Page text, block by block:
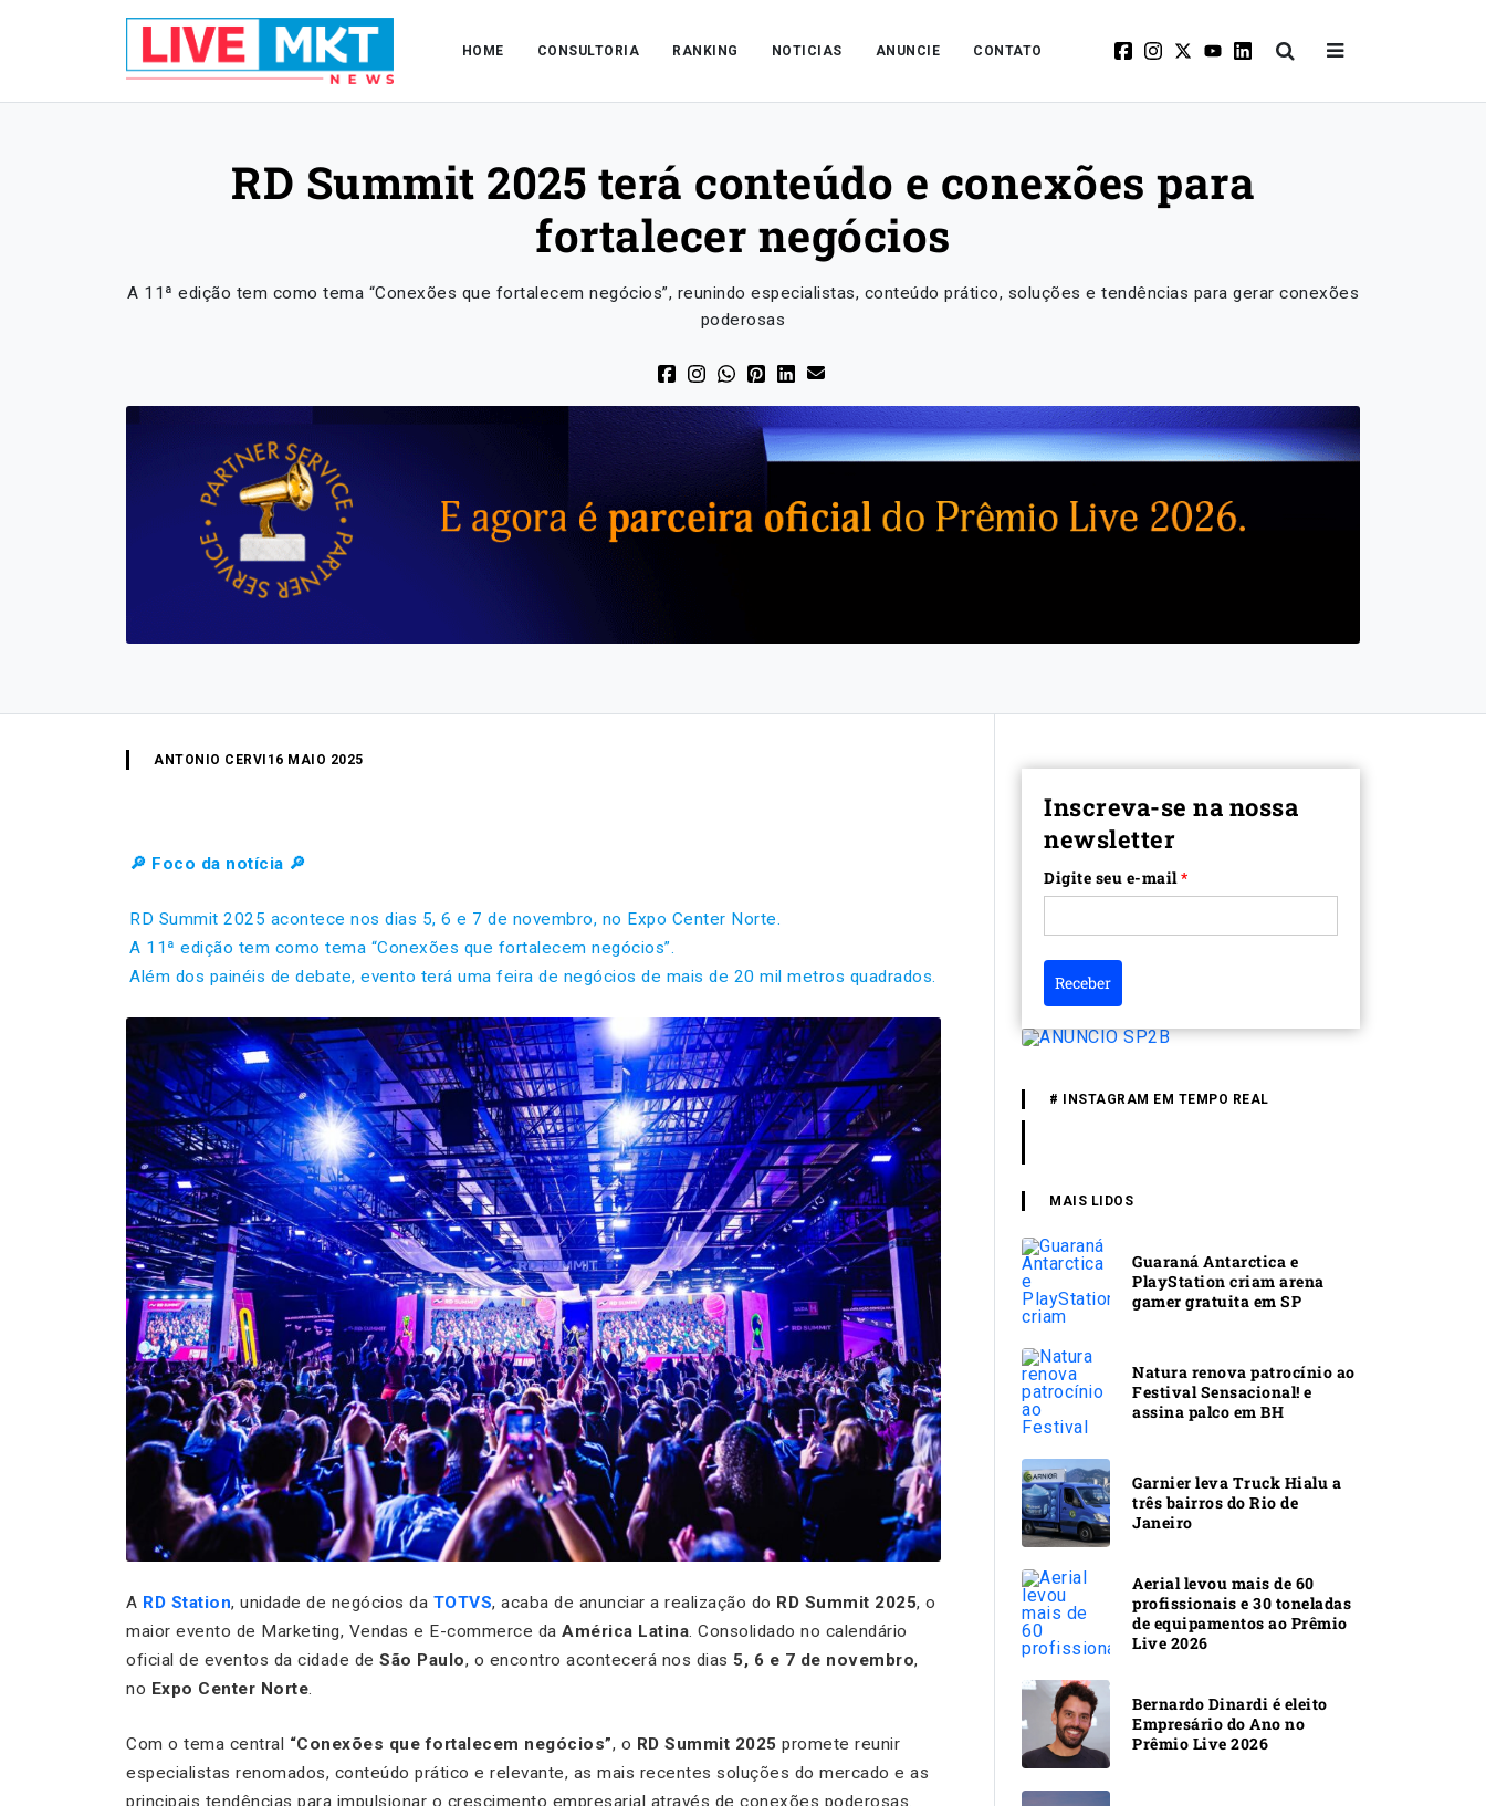
HOME CONSULTORIA RANKING NOTICIAS ANUNCIE CONTATO
RD Summit 2025 terá conteúdo e conexões para
fortalecer negócios
A 11ª edição tem como tema “Conexões que fortalecem negócios”, reunindo especialistas, conteúdo prático, soluções e tendências para gerar conexões
poderosas
ANTONIO CERVI 16 MAIO 2025
🔎 Foco da notícia 🔎
RD Summit 2025 acontece nos dias 5, 6 e 7 de novembro, no Expo Center Norte.
A 11ª edição tem como tema “Conexões que fortalecem negócios”.
Além dos painéis de debate, evento terá uma feira de negócios de mais de 20 mil metros quadrados.
A RD Station, unidade de negócios da TOTVS, acaba de anunciar a realização do RD Summit 2025, o
maior evento de Marketing, Vendas e E-commerce da América Latina. Consolidado no calendário
oficial de eventos da cidade de São Paulo, o encontro acontecerá nos dias 5, 6 e 7 de novembro,
no Expo Center Norte.
Com o tema central “Conexões que fortalecem negócios”, o RD Summit 2025 promete reunir
especialistas renomados, conteúdo prático e relevante, as mais recentes soluções do mercado e as
principais tendências para impulsionar o crescimento empresarial através de conexões poderosas.
Inscreva-se na nossa
newsletter
Digite seu e-mail*
Receber
# INSTAGRAM EM TEMPO REAL
MAIS LIDOS
Guaraná Antarctica e
PlayStation criam arena
gamer gratuita em SP
Natura renova patrocínio ao
Festival Sensacional! e
assina palco em BH
Garnier leva Truck Hialu a
três bairros do Rio de
Janeiro
Aerial levou mais de 60
profissionais e 30 toneladas
de equipamentos ao Prêmio
Live 2026
Bernardo Dinardi é eleito
Empresário do Ano no
Prêmio Live 2026